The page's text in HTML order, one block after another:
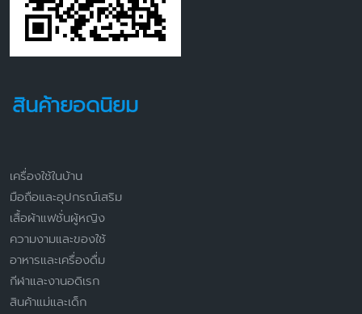
สินค้ายอดนิยม
เครื่องใช้ในบ้าน
มือถือและอุปกรณ์เสริม
เสื้อผ้าแฟชั่นผู้หญิง
ความงามและของใช้
อาหารและเครื่องดื่ม
กีฬาและงานอดิเรก
สินค้าแม่และเด็ก